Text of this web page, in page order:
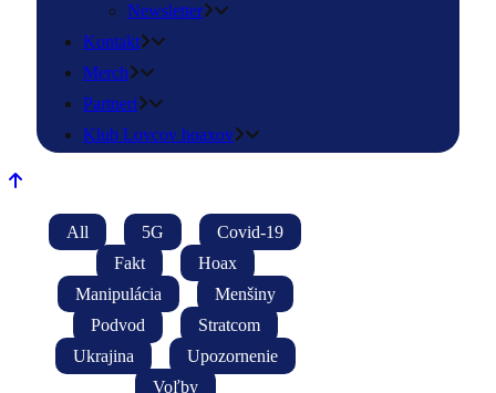
Newsletter
Kontakt
Merch
Partneri
Klub Lovcov hoaxov
All 5G
Covid-19
Fakt
Hoax
Manipulácia
Menšiny
Podvod
Stratcom
Ukrajina
Upozornenie
Voľby